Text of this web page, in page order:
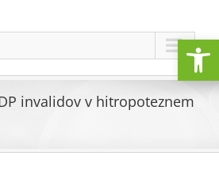
invalidov v hitropoteznem